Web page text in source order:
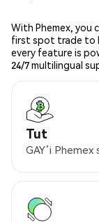
With Phemex, you
first spot trade to
every feature is
24/7 multilingual
Tut
GAY’i Phemex